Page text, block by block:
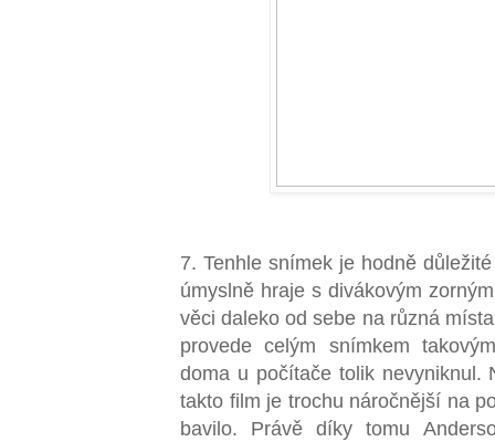
7. Tenhle snímek je hodně
úmyslně hraje s divákovým
věci daleko od sebe na různá
provede celým snímkem
doma u počítače tolik nevyniknul.
takto film je trochu náročnější na
bavilo. Právě díky tomu